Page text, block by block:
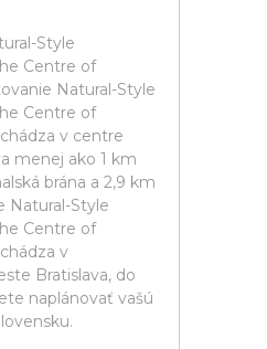
Style
Centre of
Natural-Style
Centre of
v centre
menej ako 1 km
brána a 2,9 km
Natural-Style
Centre of
v
Bratislava, do
naplánovať vašú